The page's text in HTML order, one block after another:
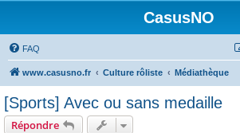
CasusNO
FAQ
www.casusno.fr Culture rôliste Médiathèque
[Sports] Avec ou sans medaille
Répondre